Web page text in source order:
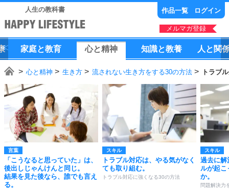
人生の教科書 作品一覧 ログイン
メルマガ登録
家庭と教育 心と精神 知識と教養 人 と 関
心と精神 生き方 流されない生き方をする30の方法 トラブ
言葉
「こうなると思っていた」は、
後出しじゃんけんと同じ。
結果を見た後なら、誰でも言え
る。
スキル
トラブル対応は、やる気がなく
ても取り組む。
トラブル対応に強くなる30の方法
スキル
過去に解
ルが起こ
か。
問題解決力